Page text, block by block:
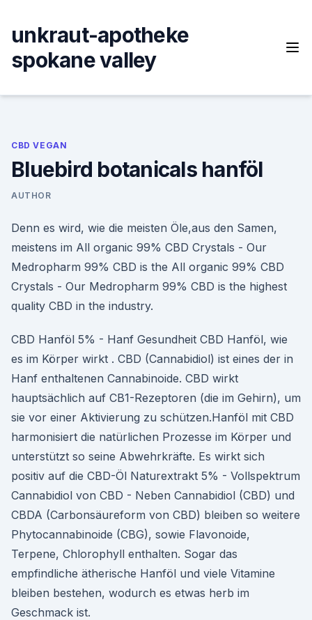
content
unkraut-apotheke
spokane valley
CBD VEGAN
Bluebird botanicals hanföl
AUTHOR
Denn es wird, wie die meisten Öle,aus den Samen,
meistens im All organic 99% CBD Crystals - Our
Medropharm 99% CBD is the All organic 99% CBD
Crystals - Our Medropharm 99% CBD is the highest
quality CBD in the industry.
CBD Hanföl 5% - Hanf Gesundheit CBD Hanföl, wie
es im Körper wirkt . CBD (Cannabidiol) ist eines der in
Hanf enthaltenen Cannabinoide. CBD wirkt
hauptsächlich auf CB1-Rezeptoren (die im Gehirn), um
sie vor einer Aktivierung zu schützen.Hanföl mit CBD
harmonisiert die natürlichen Prozesse im Körper und
unterstützt so seine Abwehrkräfte. Es wirkt sich
positiv auf die CBD-Öl Naturextrakt 5% - Vollspektrum
Cannabidiol von CBD - Neben Cannabidiol (CBD) und
CBDA (Carbonsäureform von CBD) bleiben so weitere
Phytocannabinoide (CBG), sowie Flavonoide,
Terpene, Chlorophyll enthalten. Sogar das
empfindliche ätherische Hanföl und viele Vitamine
bleiben bestehen, wodurch es etwas herb im
Geschmack ist.